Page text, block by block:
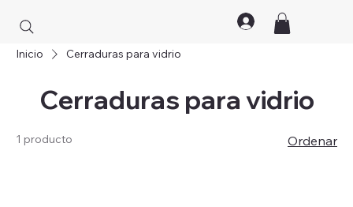
Inicio Cerraduras para vidrio
Cerraduras para vidrio
1 producto Ordenar